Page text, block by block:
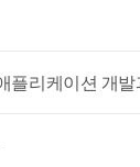
플리케이션 개